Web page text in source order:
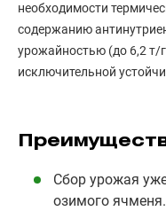
необходимости
содержанию
урожайностью (до 6,2 т/
исключительной
Сбор урожая
озимого ячменя.